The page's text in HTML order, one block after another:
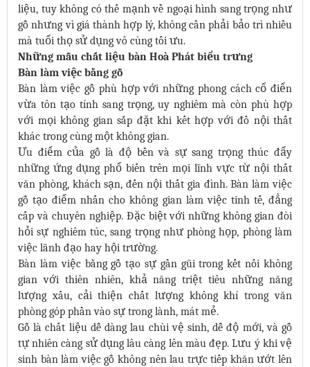
liệu, tuy không có thế mạnh về ngoại hình sang trọng như
gỗ nhưng vì giá thành hợp lý, không cần phải bảo trì nhiều
mà tuổi thọ sử dụng vô cùng tối ưu.
Những mẫu chất liệu bàn Hoà Phát biểu trưng
Bàn làm việc bằng gỗ
Bàn làm việc gỗ phù hợp với những phong cách cổ điển
vừa tôn tạo tính sang trọng, uy nghiêm mà còn phù hợp
với mọi không gian sắp đặt khi kết hợp với đồ nội thất
khác trong cùng một không gian.
Ưu điểm của gỗ là độ bền và sự sang trọng thúc đẩy
những ứng dụng phổ biến trên mọi lĩnh vực từ nội thất
văn phòng, khách sạn, đến nội thất gia đình. Bàn làm việc
gỗ tạo điểm nhấn cho không gian làm việc tinh tế, đẳng
cấp và chuyên nghiệp. Đặc biệt với những không gian đòi
hỏi sự nghiêm túc, sang trọng như phòng họp, phòng làm
việc lãnh đạo hay hội trường.
Bàn làm việc bằng gỗ tạo sự gần gũi trong kết nối không
gian với thiên nhiên, khả năng triệt tiêu những năng
lượng xấu, cải thiện chất lượng không khí trong văn
phòng góp phần vào sự trong lành, mát mẻ.
Gỗ là chất liệu dễ dàng lau chùi vệ sinh, dễ độ mới, và gỗ
tự nhiên càng sử dụng lâu càng lên màu đẹp. Lưu ý khi vệ
sinh bàn làm việc gỗ không nên lau trực tiếp khăn ướt lên